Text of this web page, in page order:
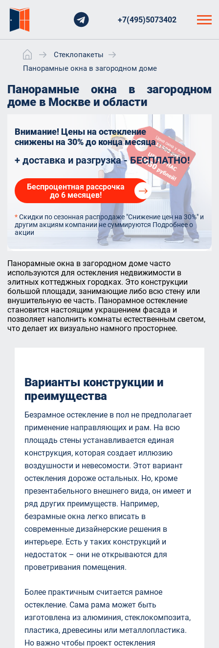
+7(495)5073402
Стеклопакеты
Панорамные окна в загородном доме
Панорамные окна в загородном
доме в Москве и области
Внимание! Цены на остекление
снижены на 30%до конца месяца
+ доставка и разгрузка - БЕСПЛАТНО!
Беспроцентная рассрочка
до 6 месяцев!
*Скидки по сезонная распродаже "Снижение цен на 30%" и
другим акциям компании не суммируются Подробнее о
акции
Панорамные окна в загородном доме часто
используются для остекления недвижимости в
элитных коттеджных городках. Это конструкции
большой площади, занимающие либо всю стену или
внушительную ее часть. Панорамное остекление
становится настоящим украшением фасада и
позволяет наполнить комнаты естественным светом,
что делает их визуально намного просторнее.
Варианты конструкции и
преимущества
Безрамное остекление в пол не предполагает
применение направляющих и рам. На всю
площадь стены устанавливается единая
конструкция, которая создает иллюзию
воздушности и невесомости. Этот вариант
остекления дороже остальных. Но, кроме
презентабельного внешнего вида, он имеет и
ряд других преимуществ. Например,
безрамные окна легко вписать в
современные дизайнерские решения в
интерьере. Есть у таких конструкций и
недостаток – они не открываются для
проветривания помещения.
Более практичным считается рамное
остекление. Сама рама может быть
изготовлена из алюминия, стеклокомпозита,
пластика, древесины или металлопластика.
Но важно чтобы проект остекления